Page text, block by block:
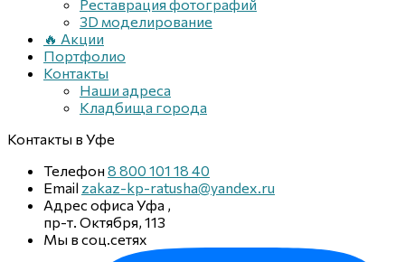
Реставрация фотографий
3D моделирование
🔥 Акции
Портфолио
Контакты
Наши адреса
Кладбища города
Контакты в Уфе
Телефон 8 800 101 18 40
Email zakaz-kp-ratusha@yandex.ru
Адрес офиса Уфа ,
пр-т. Октября, 113
Мы в соц.сетях